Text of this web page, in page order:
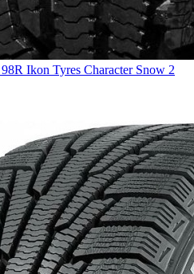
Ikon Tyres Character Snow 2